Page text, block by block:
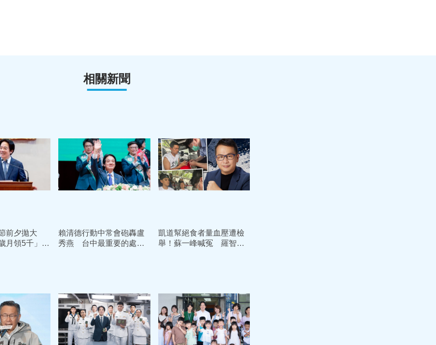
相關新聞
前夕拋大
月領5千」預
賴清德行動中常會砲轟盧
秀燕 台中最重要的處方
凱道幫絕食者量血壓遭檢
舉！蘇一峰喊冤 羅智強